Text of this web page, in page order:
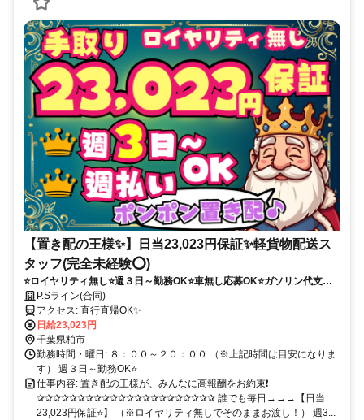
【置き配の王様✨】日当23,023円保証✨軽貨物配送ス
タッフ(完全未経験⭕)
⭐ロイヤリティ無し⭐週３日～勤務OK⭐車無し応募OK⭐ガソリン代支給⭐
突如現れた置き配の王様が、働いてくれるドライバーさんに高額報酬の
お約束✅
P.Sライン(合同)
アクセス: 直行直帰OK✨
日給23,023円
千葉県柏市
勤務時間・曜日: ８：００～２０：００ （※上記時間は目安になりま
す） 週３日～勤務OK⭐
仕事内容: 置き配の王様が、みんなに高報酬をお約束❗
✰✰✰✰✰✰✰✰✰✰✰✰✰✰✰✰✰✰✰✰✰✰ 誰でも毎日→→→【日当
23,023円保証⭐】 （※ロイヤリティ無しでそのままお渡し！） 週3...